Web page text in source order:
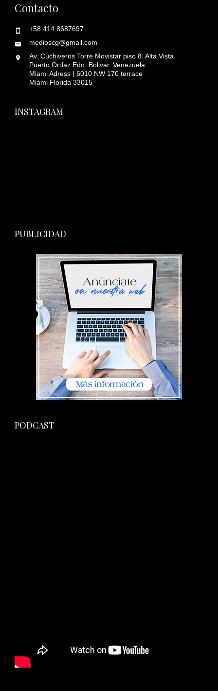
Contacto
+58 414 8687697
medioscg@gmail.com
Av. Cuchiveros Torre Movistar piso 8. Alta Vista.
Puerto Ordaz Edo. Bolivar. Venezuela.
Miami Adress | 6010 NW 170 terrace
Miami Florida 33015
INSTAGRAM
PUBLICIDAD
PODCAST